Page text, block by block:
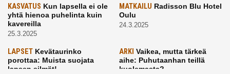
KASVATUS Kun lapsella ei ole
yhtä hienoa puhelinta kuin
kavereilla
25.3.2025
MATKAILU Radisson Blu Hotel
Oulu
24.3.2025
LAPSET Kevätaurinko
porottaa: Muista suojata
lapsen silmät!
ARKI Vaikea, mutta tärkeä
aihe: Puhutaanhan teillä
kuolemasta?